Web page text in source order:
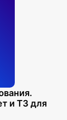
и ТЗ для